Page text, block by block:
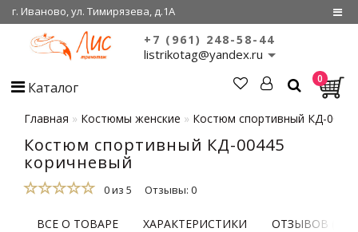
г. Иваново, ул. Тимирязева, д.1А
Регистрация
Войти
Сертификаты
+7 (961) 248-58-44
listrikotag@yandex.ru
Каталог 0
Главная Костюмы женские Костюм спортивный КД-
Костюм спортивный КД-00445
коричневый
0 из 5 Отзывы: 0
ВСЕ О ТОВАРЕ ХАРАКТЕРИСТИКИ ОТЗЫВОВ (0)